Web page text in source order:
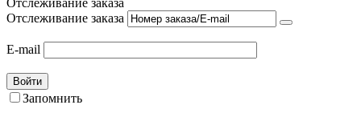
Отслеживание заказа
Отслеживание заказа
E-mail
Войти
Запомнить